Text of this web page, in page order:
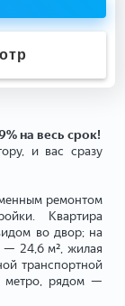
на весь срок!
и вас сразу
ремонтом
Квартира
во двор; на
— 24,6 м², жилая
транспортной
метро, рядом —